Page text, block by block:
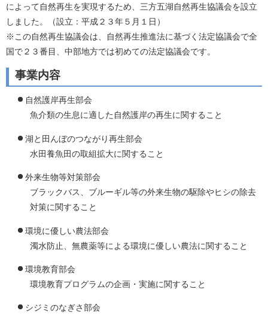
によって自然再生を実現するため、三方五湖自然再生協議会を設立
しました。（設立：平成２３年５月１日）
※この自然再生協議会は、自然再生推進法に基づく法定協議会で全
国で２３番目、中部地方では初めての法定協議会です。
事業内容
自然護岸再生部会
魚介類の生息に適した自然護岸の再生に関すること
湖と田んぼのつながり再生部会
水田養魚田の取組拡大に関すること
外来生物等対策部会
ブラックバス、ブルーギル等の外来生物の駆除やヒシの除去
対策に関すること
環境に優しい農法部会
濁水防止、無農薬等による環境に優しい農法に関すること
環境教育部会
環境教育プログラムの企画・実施に関すること
シジミのなぎさ部会